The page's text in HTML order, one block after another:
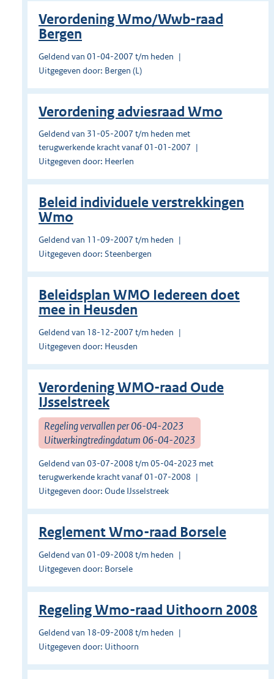
Verordening Wmo/Wwb-raad
Bergen
Geldend van 01-04-2007 t/m heden
Uitgegeven door: Bergen (L)
Verordening adviesraad Wmo
Geldend van 31-05-2007 t/m heden met
terugwerkende kracht vanaf 01-01-2007
Uitgegeven door: Heerlen
Beleid individuele verstrekkingen
Wmo
Geldend van 11-09-2007 t/m heden
Uitgegeven door: Steenbergen
Beleidsplan WMO Iedereen doet
mee in Heusden
Geldend van 18-12-2007 t/m heden
Uitgegeven door: Heusden
Verordening WMO-raad Oude
IJsselstreek
Regeling vervallen per 06-04-2023
Uitwerkingtredingdatum 06-04-2023
Geldend van 03-07-2008 t/m 05-04-2023 met
terugwerkende kracht vanaf 01-07-2008
Uitgegeven door: Oude IJsselstreek
Reglement Wmo-raad Borsele
Geldend van 01-09-2008 t/m heden
Uitgegeven door: Borsele
Regeling Wmo-raad Uithoorn 2008
Geldend van 18-09-2008 t/m heden
Uitgegeven door: Uithoorn